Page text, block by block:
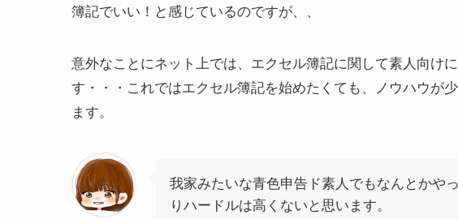
簿記でいい！と感じているのですが、、
意外なことにネット上では、エクセル簿記に関して素人向け
す・・・これではエクセル簿記を始めたくても、ノウハウが
ます。
我家みたいな青色申告ド素人でもなんとかや
りハードルは高くないと思います。